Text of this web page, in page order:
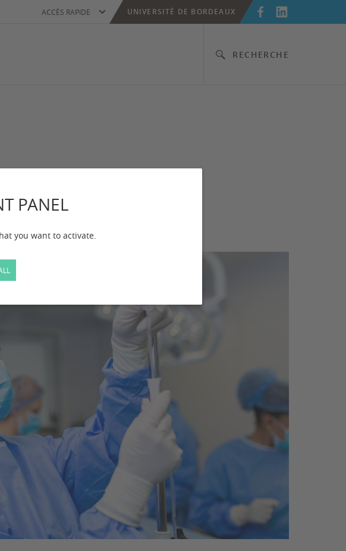
PANEL
you want to activate.
RECHERCHE
ACCÈS RAPIDE UNIVERSITÉ DE BORDEAUX